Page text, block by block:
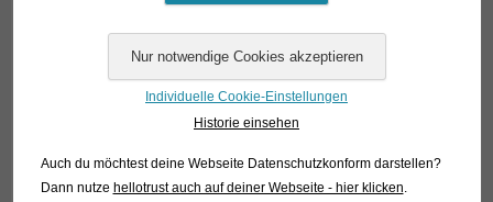
Individuelle Cookie-Einstellungen
Historie einsehen
Auch du möchtest deine Webseite Datenschutzkonform darstellen?
Dann nutze hellotrust auch auf deiner Webseite - hier klicken